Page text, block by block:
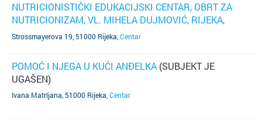
NUTRICIONISTIČKI EDUKACIJSKI CENTAR, OBRT ZA
NUTRICIONIZAM, VL. MIHELA DUJMOVIĆ, RIJEKA,
STROSSMAYEROVA 19(SUBJEKT JE UGAŠEN)
Strossmayerova 19, 51000 Rijeka Centar
POMOĆ I NJEGA U KUĆI ANĐELKA (SUBJEKT JE
UGAŠEN)
Ivana Matrljana, 51000 Rijeka Centar